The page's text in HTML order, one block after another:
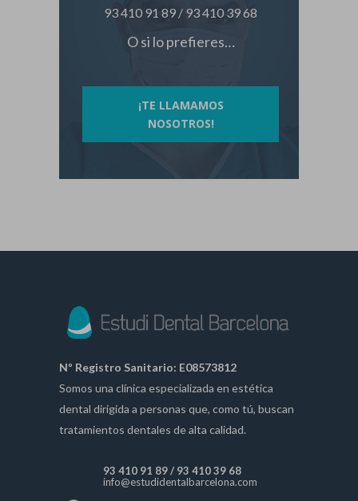
93 410 91 89 / 93 410 39 68
O si lo prefieres…
¡TE LLAMAMOS
NOSOTROS!
Nº Registro Sanitario: E08573812
Somos una clínica especializada en estética
dental dirigida a personas que, como tú, buscan
tratamientos dentales de alta calidad.
93 410 91 89/ 93 410 39 68
info@estudidentalbarcelona.com